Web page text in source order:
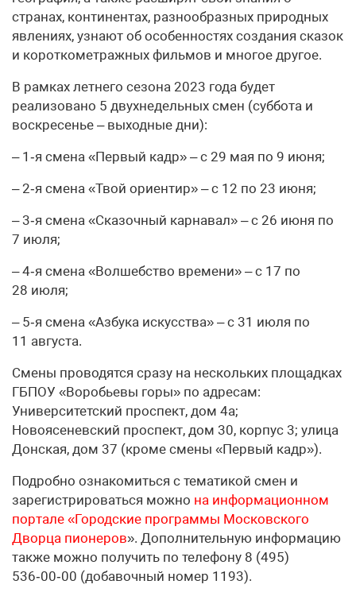
странах, континентах, разнообразных природных
явлениях, узнают об особенностях создания сказок
и короткометражных фильмов и многое другое.
В рамках летнего сезона 2023 года будет
реализовано 5 двухнедельных смен (суббота и
воскресенье – выходные дни):
– 1‑я смена «Первый кадр» – с 29 мая по 9 июня;
– 2‑я смена «Твой ориентир» – с 12 по 23 июня;
– 3‑я смена «Сказочный карнавал» – с 26 июня по
7 июля;
– 4‑я смена «Волшебство времени» – с 17 по
28 июля;
– 5‑я смена «Азбука искусства» – с 31 июля по
11 августа.
Смены проводятся сразу на нескольких площадках
ГБПОУ «Воробьевы горы» по адресам:
Университетский проспект, дом 4а;
Новоясеневский проспект, дом 30, корпус 3; улица
Донская, дом 37 (кроме смены «Первый кадр»).
Подробно ознакомиться с тематикой смен и
зарегистрироваться можно на информационном
портале «Городские программы Московского
Дворца пионеров». Дополнительную информацию
также можно получить по телефону 8 (495)
536‑00‑00 (добавочный номер 1193).